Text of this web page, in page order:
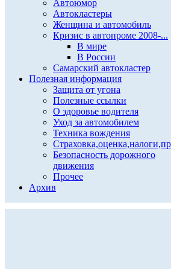
Автоюмор
Автокластеры
Женщина и автомобиль
Кризис в автопроме 2008-...
В мире
В России
Самарский автокластер
Полезная информация
Защита от угона
Полезные ссылки
О здоровье водителя
Уход за автомобилем
Техника вождения
Безопасность дорожного
движения
Прочее
Архив